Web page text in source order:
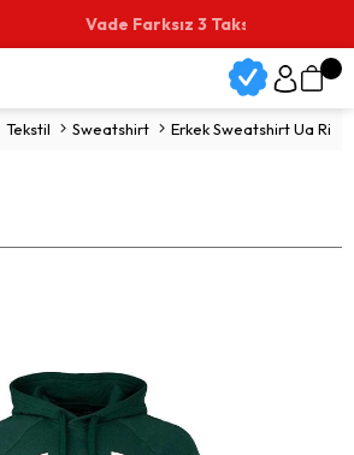
Vade Farksız 3 Taksit İmkanı
Tekstil Sweatshirt Erkek Sweatshirt Ua Rival